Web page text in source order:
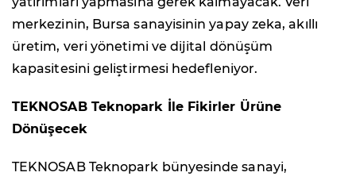
merkezinin, Bursa sanayisinin yapay zeka, akıllı
üretim, veri yönetimi ve dijital dönüşüm
kapasitesini geliştirmesi hedefleniyor.
TEKNOSAB Teknopark İle Fikirler Ürüne
Dönüşecek
TEKNOSAB Teknopark bünyesinde sanayi,